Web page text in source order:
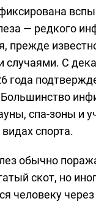
— редкого
прежде
С
года
спа-зоны и
спорта.
обычно
скот, но
человеку